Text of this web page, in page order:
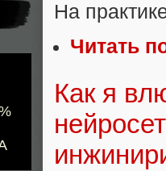
На
Читать
Как я